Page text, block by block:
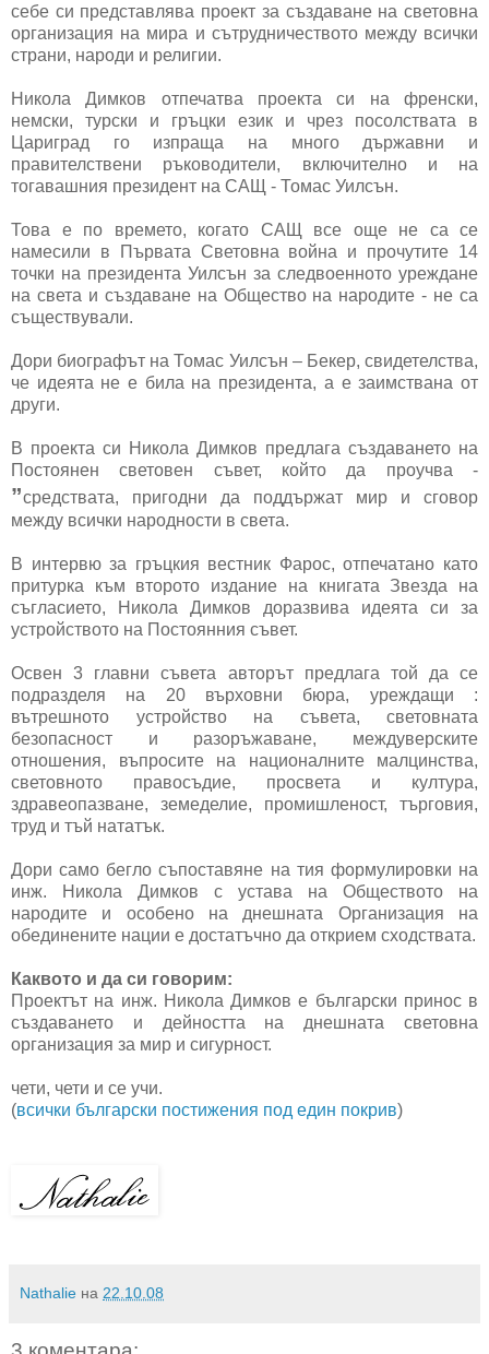
себе си представлява проект за създаване на световна
организация на мира и сътрудничеството между всички
страни, народи и религии.
Никола Димков отпечатва проекта си на френски,
немски, турски и гръцки език и чрез посолствата в
Цариград го изпраща на много държавни и
правителствени ръководители, включително и на
тогавашния президент на САЩ - Томас Уилсън.
Това е по времето, когато САЩ все още не са се
намесили в Първата Световна война и прочутите 14
точки на президента Уилсън за следвоенното уреждане
на света и създаване на Общество на народите - не са
съществували.
Дори биографът на Томас Уилсън – Бекер, свидетелства,
че идеята не е била на президента, а е заимствана от
други.
В проекта си Никола Димков предлага създаването на
Постоянен световен съвет, който да проучва -
”средствата, пригодни да поддържат мир и сговор
между всички народности в света.
В интервю за гръцкия вестник Фарос, отпечатано като
притурка към второто издание на книгата Звезда на
съгласието, Никола Димков доразвива идеята си за
устройството на Постоянния съвет.
Освен 3 главни съвета авторът предлага той да се
подразделя на 20 върховни бюра, уреждащи :
вътрешното устройство на съвета, световната
безопасност и разоръжаване, междуверските
отношения, въпросите на националните малцинства,
световното правосъдие, просвета и култура,
здравеопазване, земеделие, промишленост, търговия,
труд и тъй нататък.
Дори само бегло съпоставяне на тия формулировки на
инж. Никола Димков с устава на Обществото на
народите и особено на днешната Организация на
обединените нации е достатъчно да открием сходствата.
Каквото и да си говорим:
Проектът на инж. Никола Димков е български принос в
създаването и дейността на днешната световна
организация за мир и сигурност.
чети, чети и се учи.
(всички български постижения под един покрив)
Nathalie на 22.10.08